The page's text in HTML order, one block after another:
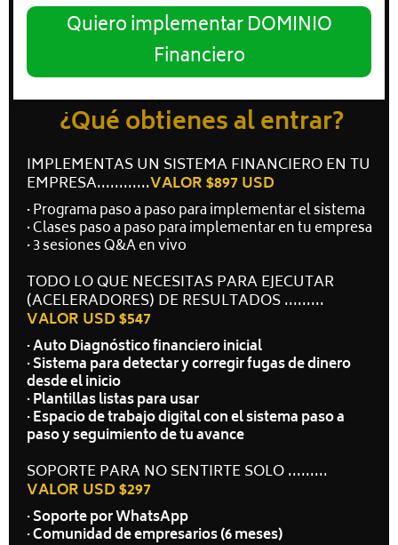
Quiero implementar DOMINIO
Financiero
¿Qué obtienes al entrar?
IMPLEMENTAS UN SISTEMA FINANCIERO EN TU
EMPRESA............VALOR $897 USD
·Programa paso a paso para implementar el sistema
·Clases paso a paso para implementar en tu empresa
·3 sesiones Q&A en vivo
TODO LO QUE NECESITAS PARA EJECUTAR
(ACELERADORES) DE RESULTADOS .........
VALOR USD $547
· Auto Diagnóstico financiero inicial
· Sistema para detectar y corregir fugas de dinero
desde el inicio
· Plantillas listas para usar
· Espacio de trabajo digital con el sistema paso a
paso y seguimiento de tu avance
SOPORTE PARA NO SENTIRTE SOLO .........
VALOR USD $297
· Soporte por WhatsApp
· Comunidad de empresarios (6 meses)